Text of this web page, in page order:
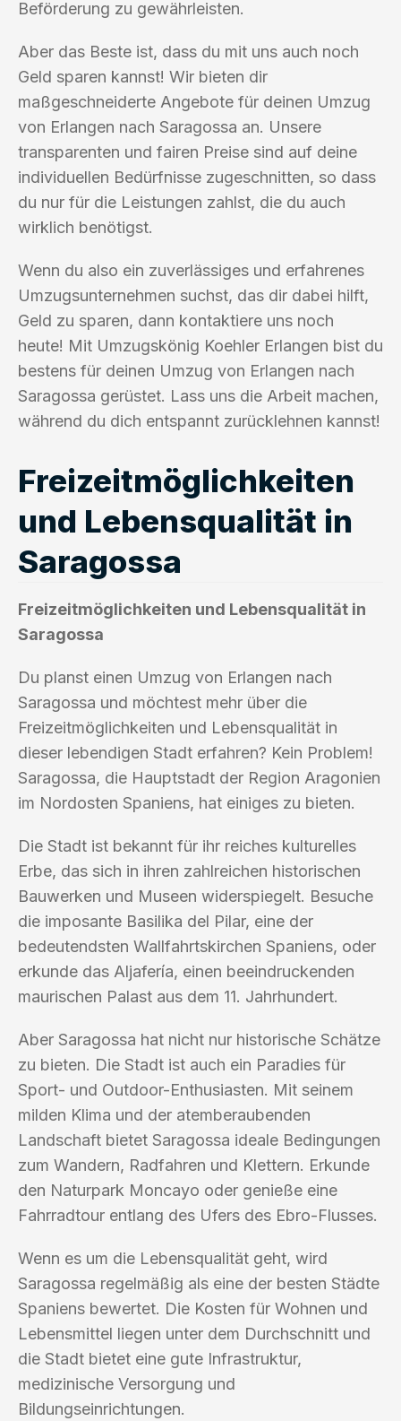
Beförderung zu gewährleisten.
Aber das Beste ist, dass du mit uns auch noch
Geld sparen kannst! Wir bieten dir
maßgeschneiderte Angebote für deinen Umzug
von Erlangen nach Saragossa an. Unsere
transparenten und fairen Preise sind auf deine
individuellen Bedürfnisse zugeschnitten, so dass
du nur für die Leistungen zahlst, die du auch
wirklich benötigst.
Wenn du also ein zuverlässiges und erfahrenes
Umzugsunternehmen suchst, das dir dabei hilft,
Geld zu sparen, dann kontaktiere uns noch
heute! Mit Umzugskönig Koehler Erlangen bist du
bestens für deinen Umzug von Erlangen nach
Saragossa gerüstet. Lass uns die Arbeit machen,
während du dich entspannt zurücklehnen kannst!
Freizeitmöglichkeiten
und Lebensqualität in
Saragossa
Freizeitmöglichkeiten und Lebensqualität in
Saragossa
Du planst einen Umzug von Erlangen nach
Saragossa und möchtest mehr über die
Freizeitmöglichkeiten und Lebensqualität in
dieser lebendigen Stadt erfahren? Kein Problem!
Saragossa, die Hauptstadt der Region Aragonien
im Nordosten Spaniens, hat einiges zu bieten.
Die Stadt ist bekannt für ihr reiches kulturelles
Erbe, das sich in ihren zahlreichen historischen
Bauwerken und Museen widerspiegelt. Besuche
die imposante Basilika del Pilar, eine der
bedeutendsten Wallfahrtskirchen Spaniens, oder
erkunde das Aljafería, einen beeindruckenden
maurischen Palast aus dem 11. Jahrhundert.
Aber Saragossa hat nicht nur historische Schätze
zu bieten. Die Stadt ist auch ein Paradies für
Sport- und Outdoor-Enthusiasten. Mit seinem
milden Klima und der atemberaubenden
Landschaft bietet Saragossa ideale Bedingungen
zum Wandern, Radfahren und Klettern. Erkunde
den Naturpark Moncayo oder genieße eine
Fahrradtour entlang des Ufers des Ebro-Flusses.
Wenn es um die Lebensqualität geht, wird
Saragossa regelmäßig als eine der besten Städte
Spaniens bewertet. Die Kosten für Wohnen und
Lebensmittel liegen unter dem Durchschnitt und
die Stadt bietet eine gute Infrastruktur,
medizinische Versorgung und
Bildungseinrichtungen.